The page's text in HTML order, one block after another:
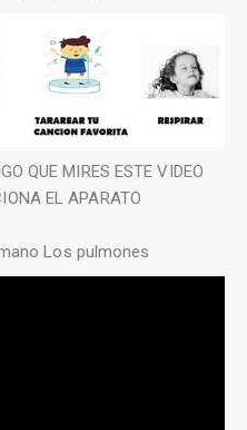
QUE MIRES ESTE VIDEO
EL APARATO
Los pulmones